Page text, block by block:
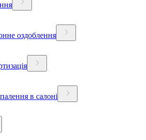
оздоблення
в салоні